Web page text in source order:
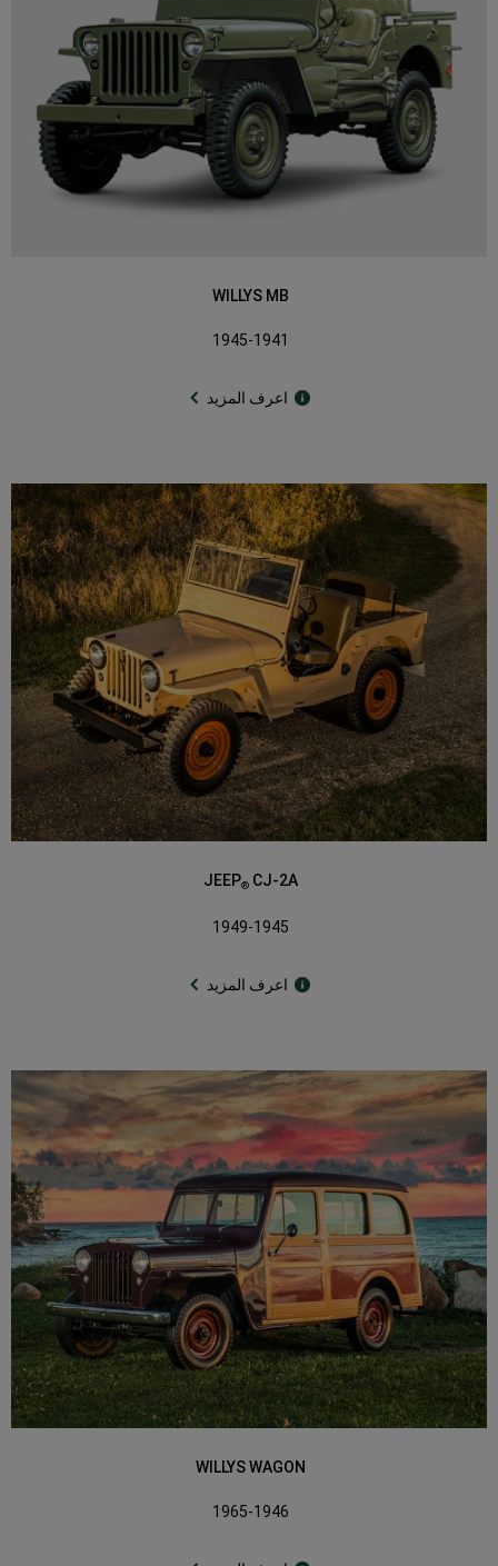
WILLYS MB
1945-1941
اعرف المزيد
JEEP® CJ-2A
1949-1945
اعرف المزيد
WILLYS WAGON
1965-1946